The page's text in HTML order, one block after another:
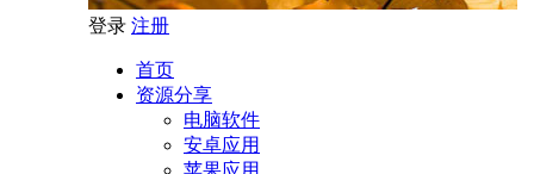
登录 注册
首页
资源分享
电脑软件
安卓应用
苹果应用